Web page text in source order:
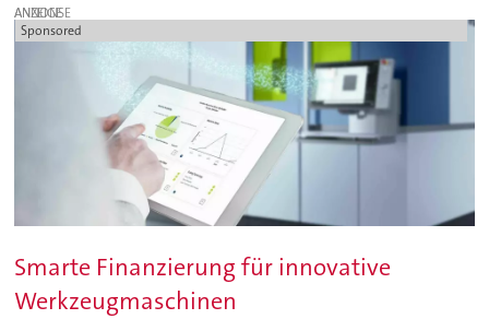
ANZEIGE
Sponsored
Smarte Finanzierung für innovative
Werkzeugmaschinen